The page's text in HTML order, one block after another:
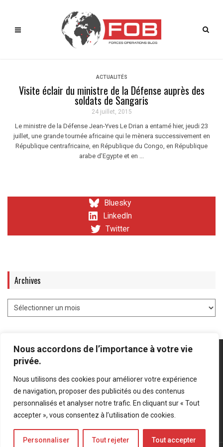
Nous accordons de l’importance à votre vie
privée.
Nous utilisons des cookies pour améliorer votre expérience
de navigation, proposer des publicités ou des contenus
personnalisés et analyser notre trafic. En cliquant sur « Tout
accepter », vous consentez à l’utilisation de cookies.
Personnaliser Tout rejeter Tout accepter
ACTUALITÉS
Visite éclair du ministre de la Défense auprès des
soldats de Sangaris
24 juillet, 2015
Le ministre de la Défense Jean-Yves Le Drian a entamé hier, jeudi 23
juillet, une grande tournée africaine qui le mènera successivement en
République centrafricaine, en République du Congo, en République
arabe d’Egypte et en ...
Bluesky
LinkedIn
Twitter
Archives
Mentions légales Politique de confidentialité
Bluesky
LinkedIn
Twitter